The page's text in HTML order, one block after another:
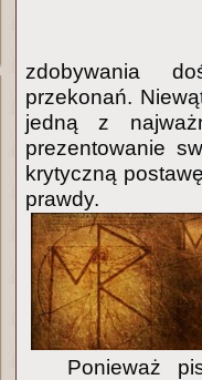
zdobywania
przekonań.
jedną z
prezentowanie
krytyczną
prawdy.
Ponieważ